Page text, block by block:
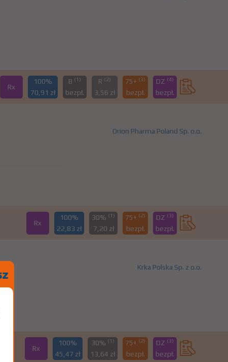
Rx
100%
70,91 zł
B (1)
bezpł.
R (2)
3,56 zł
75+ (3)
bezpł.
DZ (4)
bezpł.
Orion Pharma Poland Sp. o.o.
Rx
100%
22,83 zł
30% (1)
7,20 zł
75+ (2)
bezpł.
DZ (3)
bezpł.
Krka Polska Sp. z o.o.
Rx
100%
45,47 zł
30% (1)
13,64 zł
75+ (2)
bezpł.
DZ (3)
bezpł.